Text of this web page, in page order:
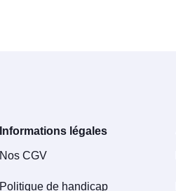
Informations légales
Nos CGV
Politique de handicap